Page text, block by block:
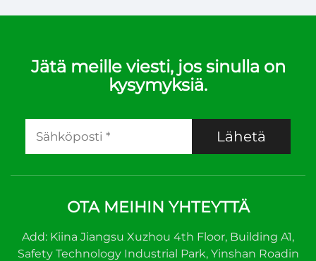
Jätä meille viesti, jos sinulla on
kysymyksiä.
Lähetä
OTA MEIHIN YHTEYTTÄ
Add: Kiina Jiangsu Xuzhou 4th Floor, Building A1,
Safety Technology Industrial Park, Yinshan Roadin